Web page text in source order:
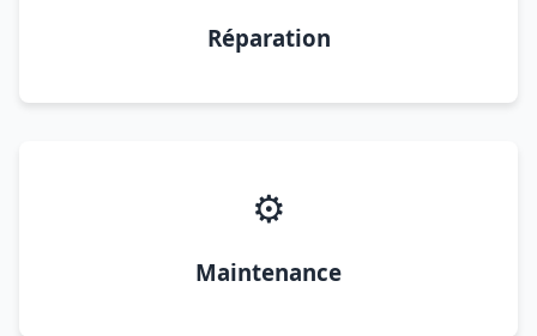
Réparation
⚙️
Maintenance